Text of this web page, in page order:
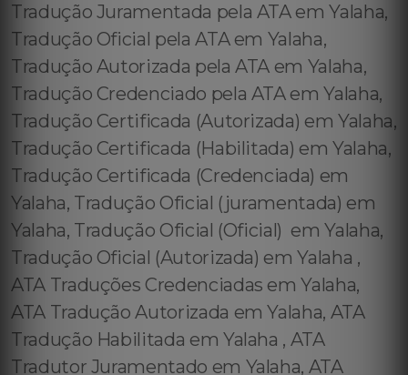
Tradução Juramentada pela ATA em Yalaha,
Tradução Oficial pela ATA em Yalaha,
Tradução Autorizada pela ATA em Yalaha,
Tradução Credenciado pela ATA em Yalaha,
Tradução Certificada (Autorizada) em Yalaha,
Tradução Certificada (Habilitada) em Yalaha,
Tradução Certificada (Credenciada) em
Yalaha, Tradução Oficial (juramentada) em
Yalaha, Tradução Oficial (Oficial) em Yalaha,
Tradução Oficial (Autorizada) em Yalaha ,
ATA Traduções Credenciadas em Yalaha,
ATA Tradução Autorizada em Yalaha, ATA
Tradução Habilitada em Yalaha , ATA
Tradutor Juramentado em Yalaha, ATA